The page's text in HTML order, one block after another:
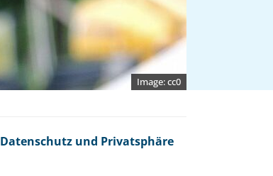
cc0
Datenschutz und Privatsphäre